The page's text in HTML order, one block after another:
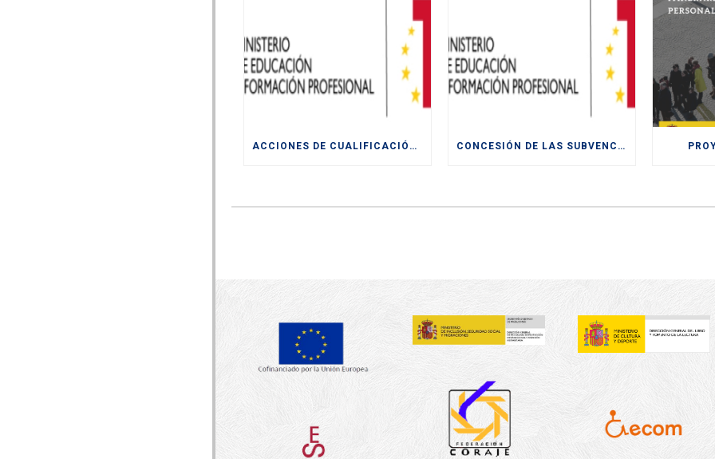
ACCIONES DE CUALIFICACIÓN Y RECUALIFICACIÓN DE POBLACIÓN ACTIVA. CONCESIÓN DE LAS SUBVENCIONES LA “FORMACIÓN MODULAR DESTINADA A LA CUALIFICACIÓN Y RECUALIFICACIÓN DE LA POBLACIÓN ACTIVA, FINANCIADAS POR LA UE- NEXT